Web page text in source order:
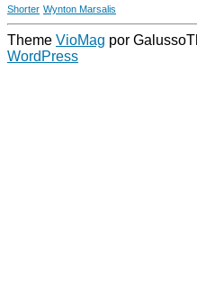
Shorter Wynton Marsalis
Theme VioMag por
WordPress